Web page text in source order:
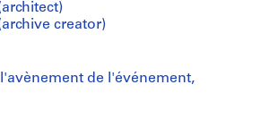
creator)
de l'événement,